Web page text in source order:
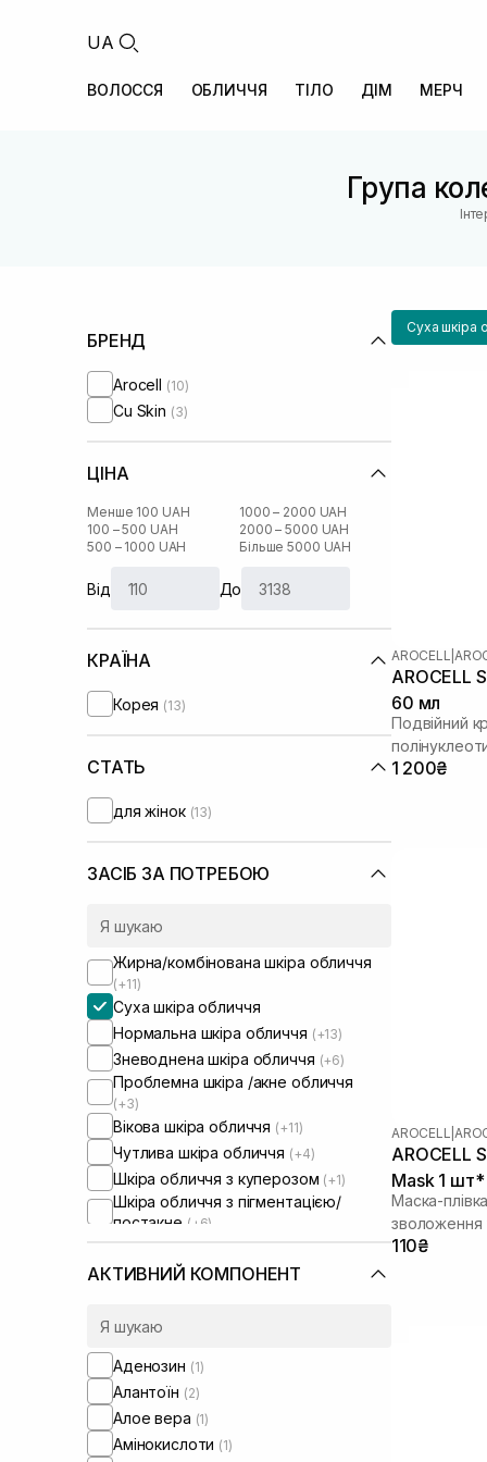
UA
ВОЛОССЯ ОБЛИЧЧЯ ТІЛО ДІМ МЕРЧ
Група
БРЕНД
Arocell (10)
Cu Skin (3)
ЦІНА
Менше 100 UAH
100 – 500 UAH
500 – 1000 UAH
1000 – 2000 UAH
2000 – 5000 UAH
Більше 5000 UAH
Від До
КРАЇНА
Корея (13)
СТАТЬ
для жінок (13)
ЗАСІБ ЗА ПОТРЕБОЮ
Жирна/комбінована шкіра обличчя
(+11)
Суха шкіра обличчя
Нормальна шкіра обличчя (+13)
Зневоднена шкіра обличчя (+6)
Проблемна шкіра /акне обличчя
(+3)
Вікова шкіра обличчя (+11)
Чутлива шкіра обличчя (+4)
Шкіра обличчя з куперозом (+1)
Шкіра обличчя з пігментацією/
постакне (+6)
Шкіра обличчя з розширеними
порами(+5)
Шкіра обличчя з порушеним
Шкіра обличчя з порушеним
АКТИВНИЙ КОМПОНЕНТ
Аденозин (1)
Алантоїн (2)
Алое вера (1)
Амінокислоти (1)
Суха шкіра
AROCELL
AROCELL
60 мл
Подвійний
1 200₴
AROCELL
AROCELL
Mask 1 шт*
Маска-
зволоження
110₴